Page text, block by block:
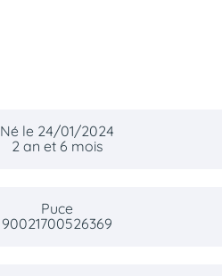
Né le 24/01/2024
2 an et 6 mois
Puce
90021700526369